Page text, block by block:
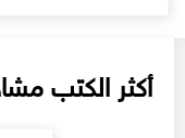
أكثر الكتب